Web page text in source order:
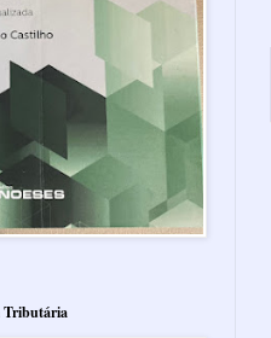
Tributária